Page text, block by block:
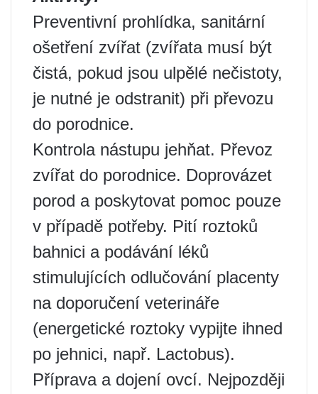
Preventivní prohlídka, sanitární
ošetření zvířat (zvířata musí být
čistá, pokud jsou ulpělé nečistoty,
je nutné je odstranit) při převozu
do porodnice.
Kontrola nástupu jehňat. Převoz
zvířat do porodnice. Doprovázet
porod a poskytovat pomoc pouze
v případě potřeby. Pití roztoků
bahnici a podávání léků
stimulujících odlučování placenty
na doporučení veterináře
(energetické roztoky vypijte ihned
po jehnici, např. Lactobus).
Příprava a dojení ovcí. Nejpozději